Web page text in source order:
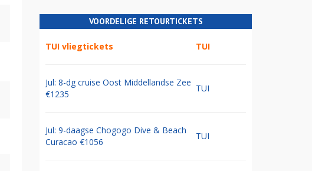
VOORDELIGE RETOURTICKETS
TUI vliegtickets TUI
Jul: 8-dg cruise Oost Middellandse Zee
€1235
TUI
Jul: 9-daagse Chogogo Dive & Beach
Curacao €1056
TUI